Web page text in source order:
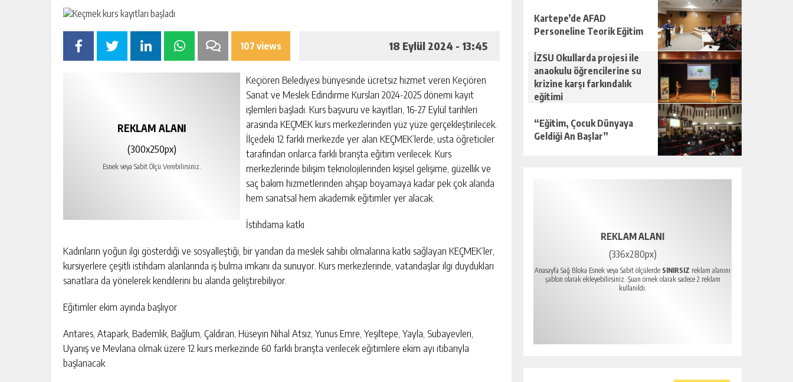
107 views 18 Eylül 2024 - 13:45
REKLAM ALANI
(300x250px)
Esnek veya Sabit Ölçü Verebilirsiniz.
Keçiören Belediyesi bünyesinde ücretsiz hizmet veren Keçiören
Sanat ve Meslek Edindirme Kursları 2024-2025 dönemi kayıt
işlemleri başladı. Kurs başvuru ve kayıtları, 16-27 Eylül tarihleri
arasında KEÇMEK kurs merkezlerinden yüz yüze gerçekleştirilecek.
İlçedeki 12 farklı merkezde yer alan KEÇMEK’lerde, usta öğreticiler
tarafından onlarca farklı branşta eğitim verilecek. Kurs
merkezlerinde bilişim teknolojilerinden kişisel gelişime, güzellik ve
saç bakım hizmetlerinden ahşap boyamaya kadar pek çok alanda
hem sanatsal hem akademik eğitimler yer alacak.
İstihdama katkı
Kadınların yoğun ilgi gösterdiği ve sosyalleştiği, bir yandan da meslek sahibi olmalarına katkı sağlayan KEÇMEK’ler,
kursiyerlere çeşitli istihdam alanlarında iş bulma imkanı da sunuyor. Kurs merkezlerinde, vatandaşlar ilgi duydukları
sanatlara da yönelerek kendilerini bu alanda geliştirebiliyor.
Eğitimler ekim ayında başlıyor
Antares, Atapark, Bademlik, Bağlum, Çaldıran, Hüseyin Nihal Atsız, Yunus Emre, Yeşiltepe, Yayla, Subayevleri,
Uyanış ve Mevlana olmak üzere 12 kurs merkezinde 60 farklı branşta verilecek eğitimlere ekim ayı itibarıyla
başlanacak.
Kartepe’de AFAD
Personeline Teorik Eğitim
İZSU Okullarda projesi ile
anaokulu öğrencilerine su
krizine karşı farkındalık
eğitimi
“Eğitim, Çocuk Dünyaya
Geldiği An Başlar”
REKLAM ALANI
(336x280px)
Anasayfa Sağ Bloka Esnek veya Sabit ölçülerde SINIRSIZ reklam alanını
şablon olarak ekleyebilirsiniz. Şuan örnek olarak sadece 2 reklam
kullanıldı.